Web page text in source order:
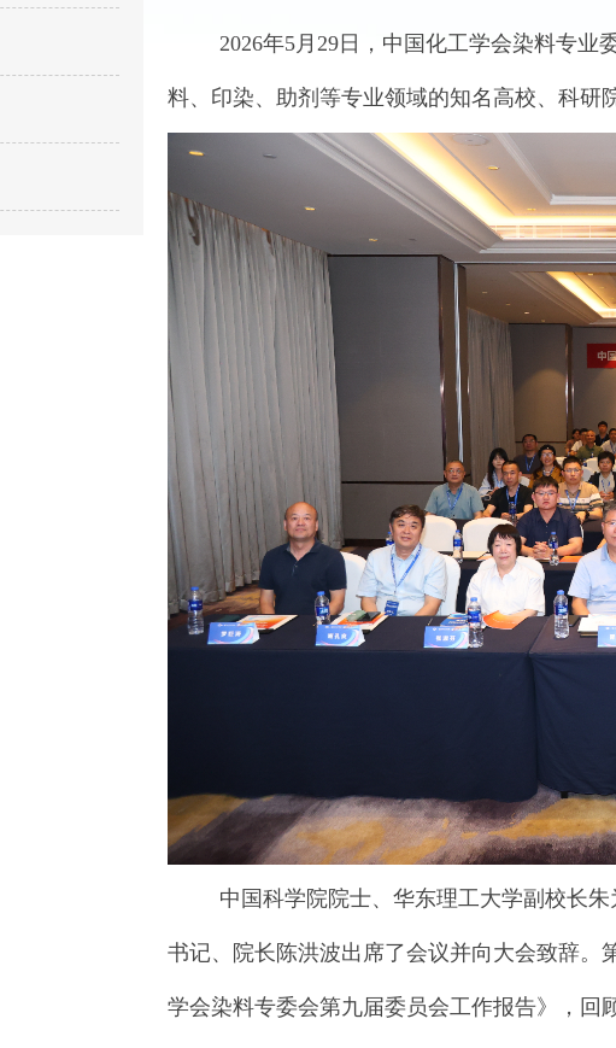
2026年5月 29日，中国化工学会染料专业
料、印染、助剂 等专业领域的知名 高校、科研
中国科学院院士、华东理工大学副校长朱
书记、 院长陈洪波出席了会议并向大会致辞。
学会染料专委会第九届委员会工作报告》， 回